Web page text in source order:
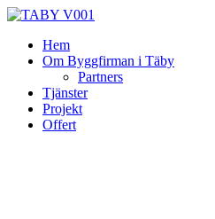
Skip
contentHem
Om Byggfirman i Täby
Partners
Tjänster
Projekt
Offert